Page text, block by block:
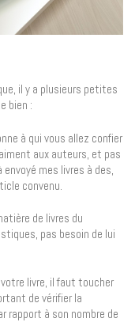
il y a plusieurs petites
bien :
à qui vous allez confier
aux auteurs, et pas
mes livres à des,
convenu.
de livres du
pas besoin de lui
livre, il faut toucher
de vérifier la
rapport à son nombre de